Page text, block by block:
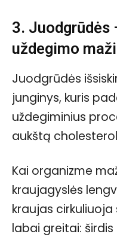
3. Juodgrūdės
uždegimo
Juodgrūdės
junginys, kuris
uždegiminius
aukštą
Kai organizme
kraujagyslės
kraujas cirkuliuoja
labai greitai: